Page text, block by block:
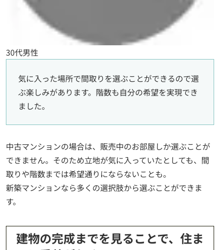
30代男性
気に入った場所で間取りを選ぶことができるので選
ぶ楽しみがあります。階数も自分の希望を実現でき
ました。
中古マンションの場合は、販売中のお部屋しか選ぶことが
できません。そのため立地が気に入っていたとしても、間
取りや階数までは希望通りにならないことも。
新築マンションなら多くの選択肢から選ぶことができま
す。
建物の完成までを見ることで、住ま